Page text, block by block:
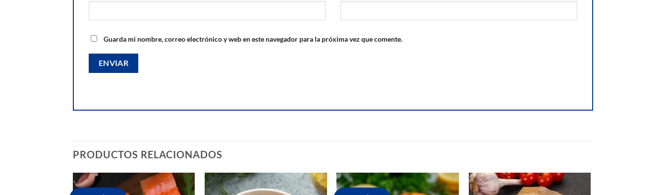
Guarda mi nombre, correo electrónico y web en este navegador para la próxima vez que comente.
PRODUCTOS RELACIONADOS